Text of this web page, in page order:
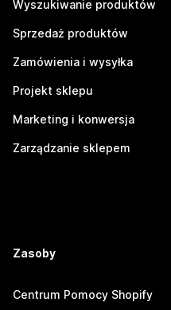
Wyszukiwanie produktów
Sprzedaż produktów
Zamówienia i wysyłka
Projekt sklepu
Marketing i konwersja
Zarządzanie sklepem
Zasoby
Centrum Pomocy Shopify